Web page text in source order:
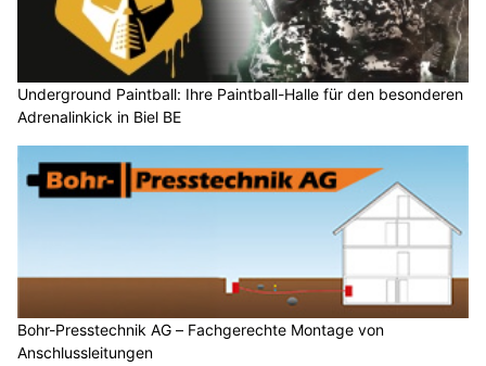
Underground Paintball: Ihre Paintball-Halle für den besonderen
Adrenalinkick in Biel BE
Bohr-Presstechnik AG – Fachgerechte Montage von
Anschlussleitungen